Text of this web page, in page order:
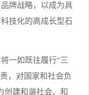
牌战略，以成为具
技化的高成长型石
一如既往履行“三
，对国家和社会负
创建和谐社会、和